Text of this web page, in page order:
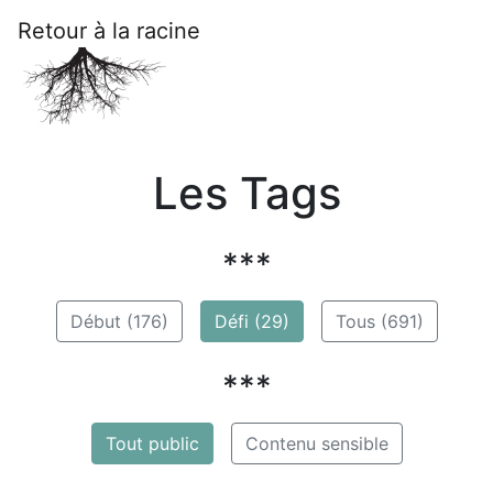
Retour à la racine
Les Tags
***
Début (176) Défi (29) Tous (691)
***
Tout public Contenu sensible